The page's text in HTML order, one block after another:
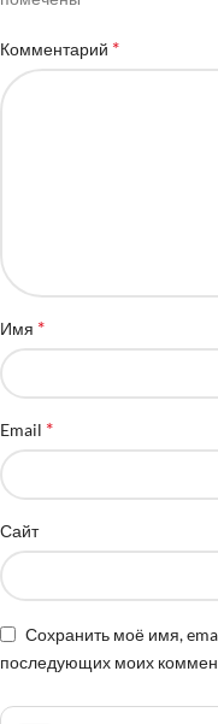
Комментарий *
Имя *
Email *
Сайт
Сохранить моё имя,
последующих моих